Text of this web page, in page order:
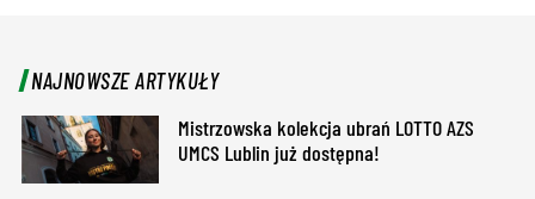
NAJNOWSZE ARTYKUŁY
Mistrzowska kolekcja ubrań LOTTO AZS
UMCS Lublin już dostępna!